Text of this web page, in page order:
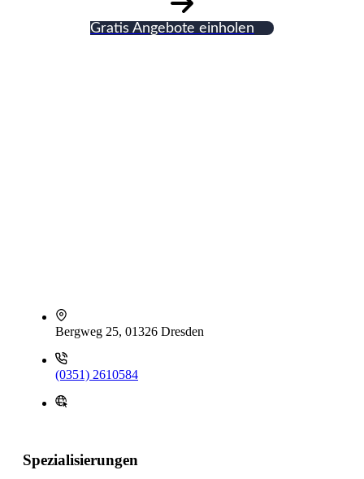
Gratis Angebote einholen
Bergweg 25, 01326 Dresden
(0351) 2610584
Spezialisierungen